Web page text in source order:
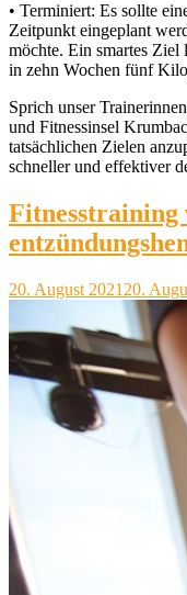
• Terminiert: Es sollte
Zeitpunkt eingeplant
möchte. Ein smartes Ziel
in zehn Wochen fünf
Sprich unser
und Fitnessinsel
tatsächlichen Zielen
schneller und effektiver
20. August 2021 20.